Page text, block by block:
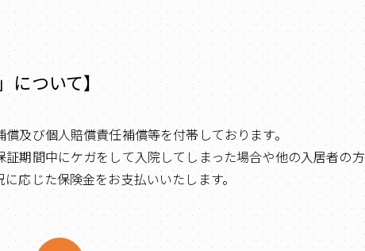
について】
及び個人賠償責任補償等を付帯しております。
期間中にケガをして入院してしまった場合や他の入居者の方
応じた保険金をお支払いいたします。